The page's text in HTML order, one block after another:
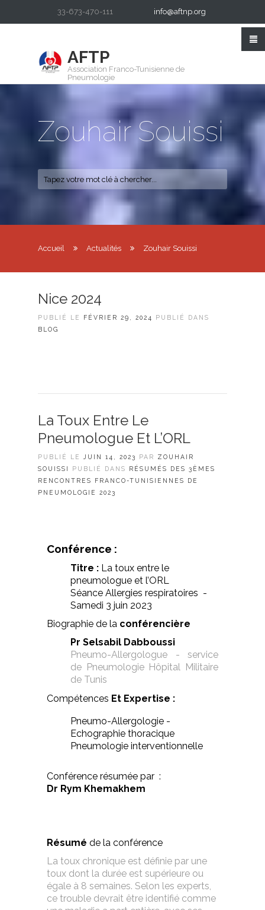
33-673-470-111 info@aftnp.org
AFTP
Association Franco-Tunisienne de
Pneumologie
Zouhair Souissi
Accueil Actualités Zouhair Souissi
Nice 2024
PUBLIÉ LE FÉVRIER 29, 2024
PUBLIÉ DANS
BLOG
La Toux Entre Le
Pneumologue Et L’ORL
PUBLIÉ LE JUIN 14, 2023 PAR ZOUHAIR
SOUISSI
PUBLIÉ DANS RÉSUMÉS DES 3ÈMES
RENCONTRES FRANCO-TUNISIENNES DE
PNEUMOLOGIE 2023
Conférence :
Titre : La toux entre le
pneumologue et l’ORL
Séance Allergies respiratoires -
Samedi 3 juin 2023
Biographie de la conférencière
Pr Selsabil Dabboussi
Pneumo-Allergologue - service
de Pneumologie Hôpital Militaire
de Tunis
Compétences Et Expertise :
Pneumo-Allergologie -
Echographie thoracique
Pneumologie interventionnelle
Conférence résumée par :
Dr Rym Khemakhem
Résumé de la conférence
La toux chronique est définie par une
toux dont la durée est supérieure ou
égale à 8 semaines. Selon les experts,
ce trouble devrait être identifié comme